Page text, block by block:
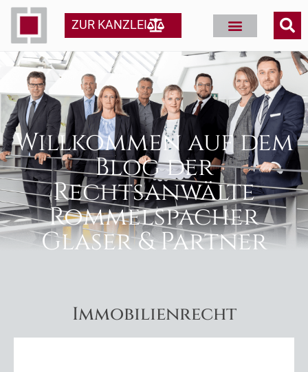
ZUR KANZLEI
Willkommen auf dem
Blog der
Rechtsanwälte
Rommelspacher
Glaser & Partner
Immobilienrecht